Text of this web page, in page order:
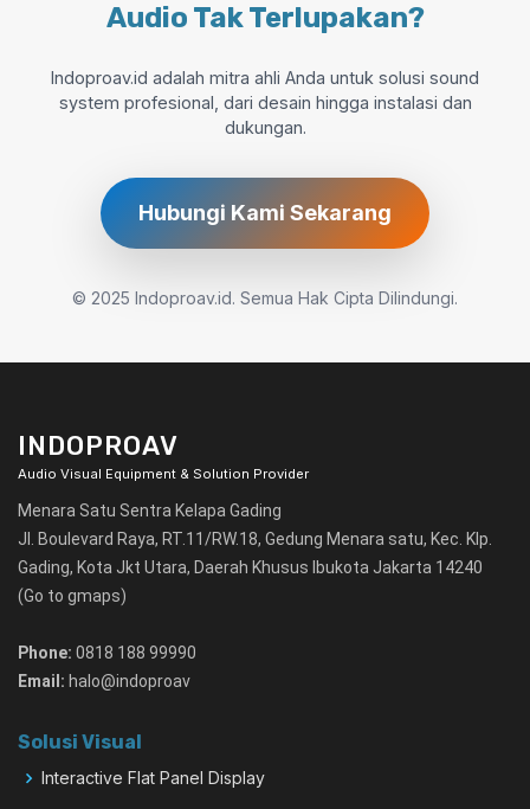
Audio Tak Terlupakan?
Indoproav.id adalah mitra ahli Anda untuk solusi sound
system profesional, dari desain hingga instalasi dan
dukungan.
Hubungi Kami Sekarang
© 2025 Indoproav.id. Semua Hak Cipta Dilindungi.
INDOPROAV
Audio Visual Equipment & Solution Provider
Menara Satu Sentra Kelapa Gading
Jl. Boulevard Raya, RT.11/RW.18, Gedung Menara satu, Kec. Klp.
Gading, Kota Jkt Utara, Daerah Khusus Ibukota Jakarta 14240
(Go to gmaps)
Phone: 0818 188 99990
Email: halo@indoproav
Solusi Visual
Interactive Flat Panel Display